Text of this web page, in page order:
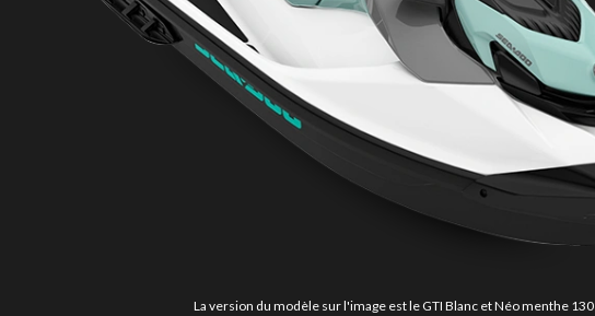
La version du modèle sur l'image est le GTI Blanc et Néo menthe 130